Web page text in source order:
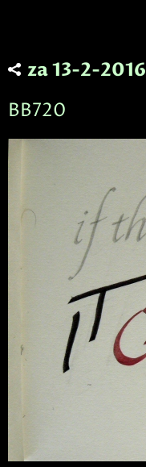
za 13-2-2016
BB720